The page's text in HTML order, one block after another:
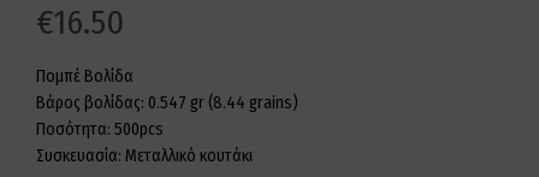
€16.50
Πομπέ Βολίδα
Βάρος βολίδας: 0.547 gr (8.44 grains)
Ποσότητα: 500pcs
Συσκευασία: Μεταλλικό κουτάκι